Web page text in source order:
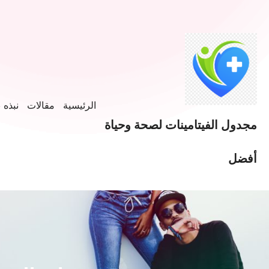
مجدول الفيتامينات لصحة وحياة
أفضل
الرئيسية مقالات نبذه